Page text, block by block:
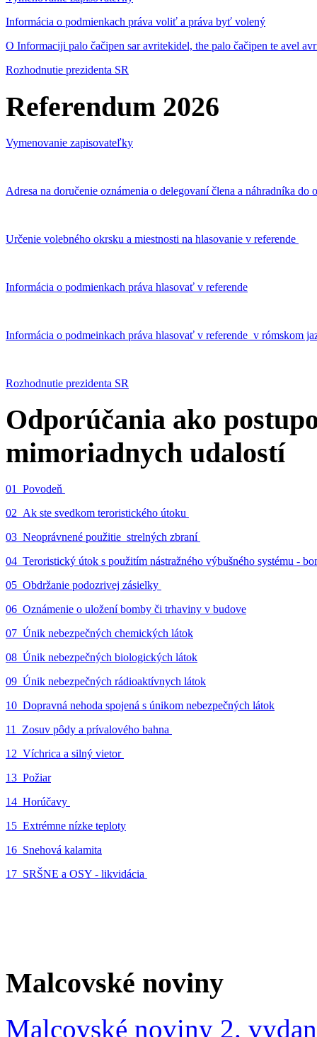
Informácia o podmienkach práva voliť a práva byť volený
O Informaciji palo čačipen sar avritekidel, the palo čačipen te avel
Rozhodnutie prezidenta SR
Referendum 2026
Vymenovanie zapisovateľky
Adresa na doručenie oznámenia o delegovaní člena a náhradníka
Určenie volebného okrsku a miestnosti na hlasovanie v referende
Informácia o podmienkach práva hlasovať v referende
Informácia o podmeinkach práva hlasovať v referende v rómskom
Rozhodnutie prezidenta SR
Odporúčania ako
mimoriadnych udalostí
01_Povodeň
02_Ak ste svedkom teroristického útoku
03_Neoprávnené použitie strelných zbraní
04_Teroristický útok s použitím nástražného výbušného systému -
05_Obdržanie podozrivej zásielky
06_Oznámenie o uložení bomby či trhaviny v budove
07_Únik nebezpečných chemických látok
08_Únik nebezpečných biologických látok
09_Únik nebezpečných rádioaktívnych látok
10_Dopravná nehoda spojená s únikom nebezpečných látok
11_Zosuv pôdy a prívalového bahna
12_Víchrica a silný vietor
13_Požiar
14_Horúčavy
15_Extrémne nízke teploty
16_Snehová kalamita
17_SRŠNE a OSY - likvidácia
Malcovské noviny
Malcovské noviny 2.